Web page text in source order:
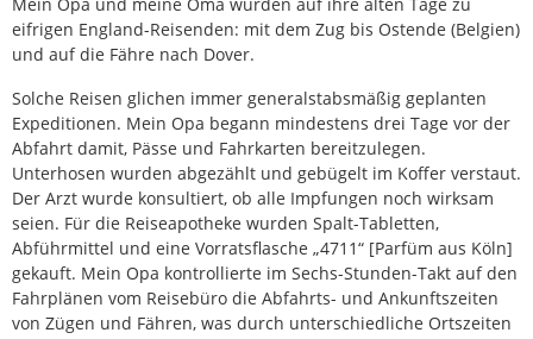
eifrigen England-Reisenden: mit dem Zug bis Ostende (Belgien)
und auf die Fähre nach Dover.
Solche Reisen glichen immer generalstabsmäßig geplanten
Expeditionen. Mein Opa begann mindestens drei Tage vor der
Abfahrt damit, Pässe und Fahrkarten bereitzulegen.
Unterhosen wurden abgezählt und gebügelt im Koffer verstaut.
Der Arzt wurde konsultiert, ob alle Impfungen noch wirksam
seien. Für die Reiseapotheke wurden Spalt-Tabletten,
Abführmittel und eine Vorratsflasche „4711“ [Parfüm aus Köln]
gekauft. Mein Opa kontrollierte im Sechs-Stunden-Takt auf den
Fahrplänen vom Reisebüro die Abfahrts- und Ankunftszeiten
von Zügen und Fähren, was durch unterschiedliche Ortszeiten